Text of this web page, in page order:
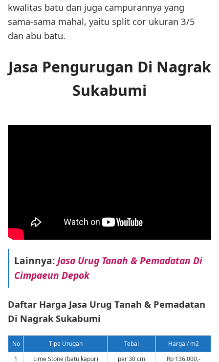
kwalitas batu dan juga campurannya yang
sama-sama mahal, yaitu split cor ukuran 3/5
dan abu batu.
Jasa Pengurugan Di Nagrak
Sukabumi
Lainnya:Jasa Urug Tanah & Pemadatan Di
Cimpaeun Depok
Daftar Harga Jasa Urug Tanah & Pemadatan
Di Nagrak Sukabumi
No Tipe Urugan Tebal
Harga / m2
1
Lime Stone (batu kapur) per 30 cm Rp 136.000,-